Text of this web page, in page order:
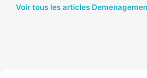
Voir tous les articles